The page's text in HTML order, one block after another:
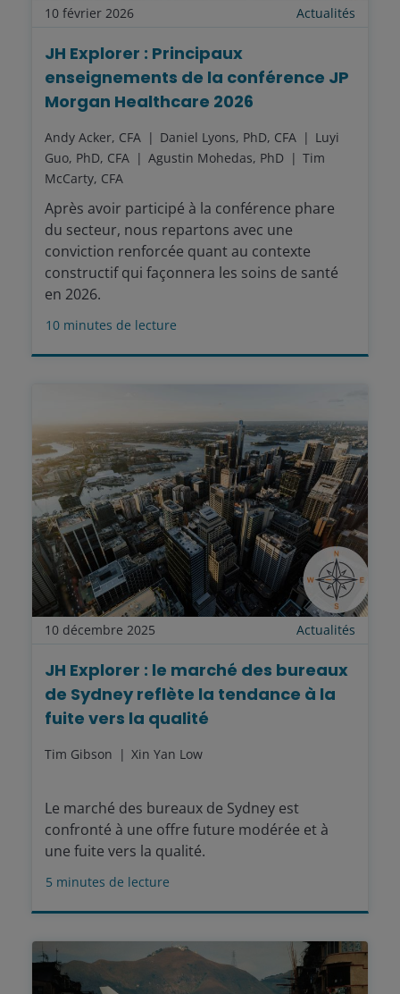
10 février 2026 Actualités
JH Explorer : Principaux
enseignements de la conférence JP
Morgan Healthcare 2026
Andy Acker, CFA Daniel Lyons, PhD, CFA
Luyi
Guo, PhD, CFA
Agustin Mohedas, PhD
Tim
McCarty, CFA
Après avoir participé à la conférence phare
du secteur, nous repartons avec une
conviction renforcée quant au contexte
constructif qui façonnera les soins de santé
en 2026.
10 minutes de lecture
10 décembre 2025 Actualités
JH Explorer : le marché des bureaux
de Sydney reflète la tendance à la
fuite vers la qualité
Tim Gibson Xin Yan Low
Le marché des bureaux de Sydney est
confronté à une offre future modérée et à
une fuite vers la qualité.
5 minutes de lecture